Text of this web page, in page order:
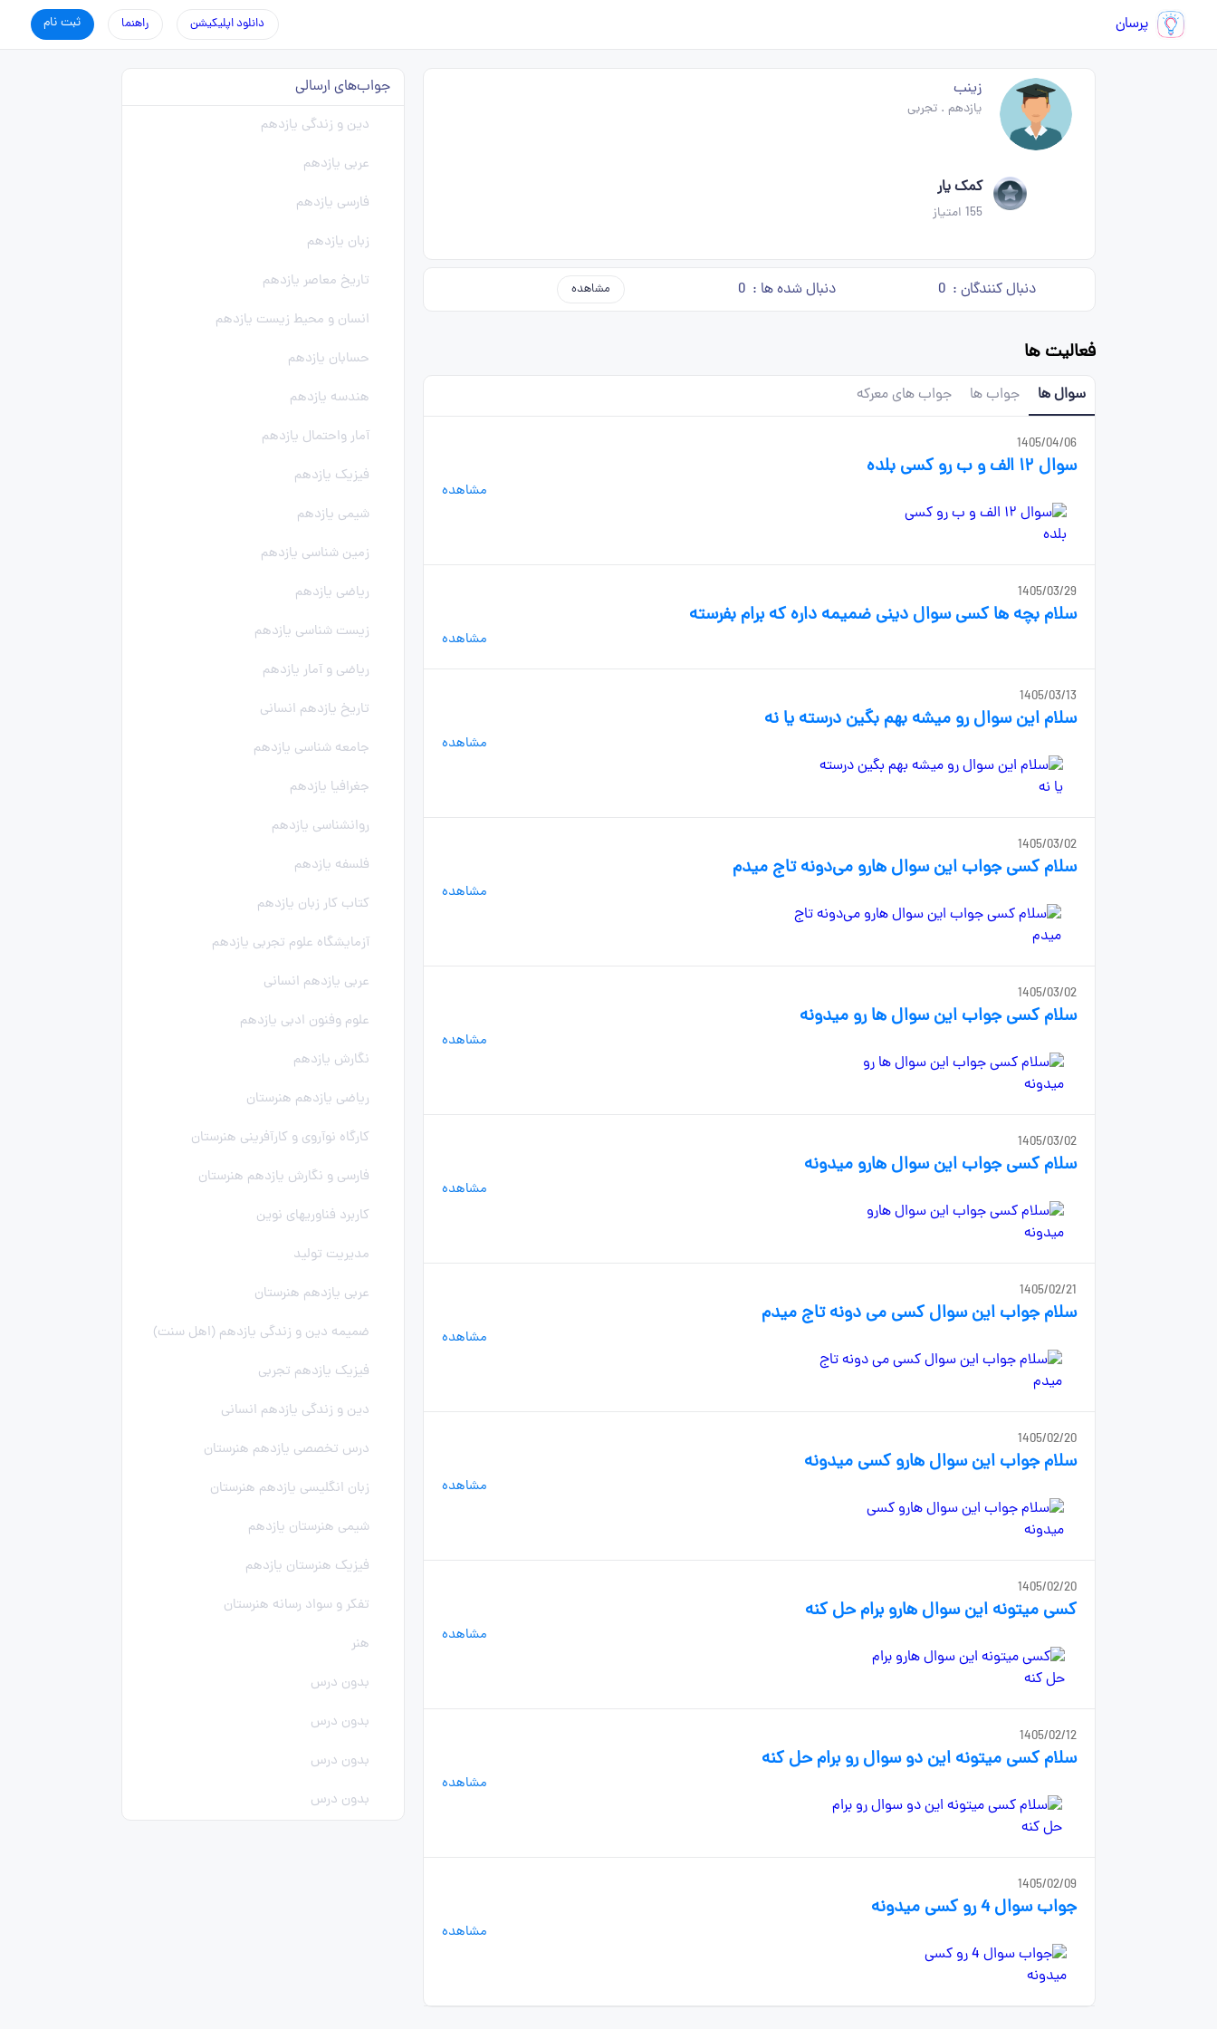
پرسان ثبت نام راهنما دانلود اپلیکیشن
زینب
یازدهم .تجربی
کمک یار
155 امتیاز
دنبال کنندگان : 0 دنبال شده ها : 0 مشاهده
فعالیت ها
سوال ها جواب ها جواب های معرکه
1405/04/06
سوال ۱۲ الف و ب رو کسی بلده
مشاهده
1405/03/29
سلام بچه ها کسی سوال دینی ضمیمه داره که برام بفرسته
مشاهده
1405/03/13
سلام این سوال رو میشه بهم بگین درسته یا نه
مشاهده
1405/03/02
سلام کسی جواب این سوال هارو می‌دونه تاج میدم
مشاهده
1405/03/02
سلام کسی جواب این سوال ها رو میدونه
مشاهده
1405/03/02
سلام کسی جواب این سوال هارو میدونه
مشاهده
1405/02/21
سلام جواب این سوال کسی می دونه تاج میدم
مشاهده
1405/02/20
سلام جواب این سوال هارو کسی میدونه
مشاهده
1405/02/20
کسی میتونه این سوال هارو برام حل کنه
مشاهده
1405/02/12
سلام کسی میتونه این دو سوال رو برام حل کنه
مشاهده
1405/02/09
جواب سوال 4 رو کسی میدونه
مشاهده
جواب‌های ارسالی
دین و زندگی یازدهم
عربی یازدهم
فارسی یازدهم
زبان یازدهم
تاریخ معاصر یازدهم
انسان و محیط زیست یازدهم
حسابان یازدهم
هندسه یازدهم
آمار واحتمال یازدهم
فیزیک یازدهم
شیمی یازدهم
زمین شناسی یازدهم
ریاضی یازدهم
زیست شناسی یازدهم
ریاضی و آمار یازدهم
تاریخ یازدهم انسانی
جامعه شناسی یازدهم
جغرافیا یازدهم
روانشناسی یازدهم
فلسفه یازدهم
کتاب کار زبان یازدهم
آزمایشگاه علوم تجربی یازدهم
عربی یازدهم انسانی
علوم وفنون ادبی یازدهم
نگارش یازدهم
ریاضی یازدهم هنرستان
کارگاه نوآروی و کارآفرینی هنرستان
فارسی و نگارش یازدهم هنرستان
کاربرد فناوریهای نوین
مدیریت تولید
عربی یازدهم هنرستان
ضمیمه دین و زندگی یازدهم (اهل سنت)
فیزیک یازدهم تجربی
دین و زندگی یازدهم انسانی
درس تخصصی یازدهم هنرستان
زبان انگلیسی یازدهم هنرستان
شیمی هنرستان یازدهم
فیزیک هنرستان یازدهم
تفکر و سواد رسانه هنرستان
هنر
بدون درس
بدون درس
بدون درس
بدون درس